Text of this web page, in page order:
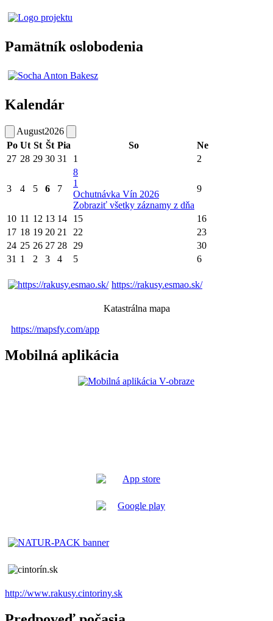
Pamätník oslobodenia
Kalendár
August2026
Po Ut St Št Pia So
Ne
27 28 29 30 31 1 2
3 4 5 6 7
8
1
Ochutnávka Vín 2026
Zobraziť všetky záznamy z dňa
9
10 11 12 13 14 15
16
17 18 19 20 21 22
23
24 25 26 27 28 29
30
31 1 2 3 4 5 6
https://rakusy.esmao.sk/
Katastrálna mapa
https://mapsfy.com/app
Mobilná aplikácia
http://www.rakusy.cintoriny.sk